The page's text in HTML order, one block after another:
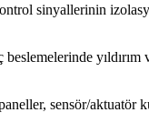
sinyallerinin
yıldırım
sensör/aktuatör